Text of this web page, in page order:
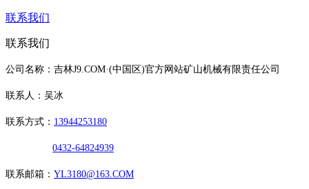
联系我们
联系我们
公司名称：吉林J9.COM·(中国区)官方网站矿山机械有限责任公司
联系人：吴冰
联系方式： 13944253180
0432-64824939
联系邮箱： YL3180@163.COM